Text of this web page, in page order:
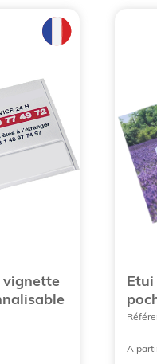
by
potentiels, sa clientèle
le cadeau sera de
Un matériau
vignette
A